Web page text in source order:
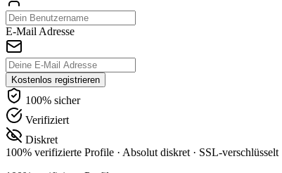
E-Mail Adresse
Kostenlos registrieren
100% sicher
Verifiziert
Diskret
100% verifizierte Profile · Absolut diskret · SSL-verschlüsselt